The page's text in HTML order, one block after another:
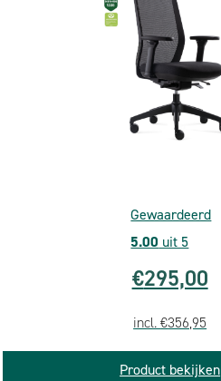
Gewaardeerd
5.00 uit 5
€295,00
incl.€356,95
Product bekijken